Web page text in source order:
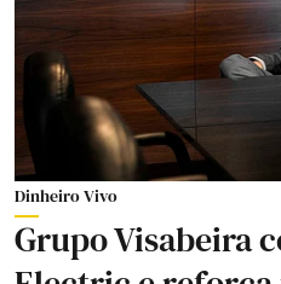
Dinheiro Vivo
Grupo Visabeira